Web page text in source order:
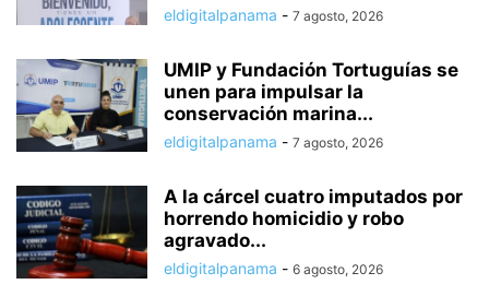
eldigitalpanama - 7 agosto, 2026
UMIP y Fundación Tortuguías se
unen para impulsar la
conservación marina...
eldigitalpanama - 7 agosto, 2026
A la cárcel cuatro imputados por
horrendo homicidio y robo
agravado...
eldigitalpanama - 6 agosto, 2026